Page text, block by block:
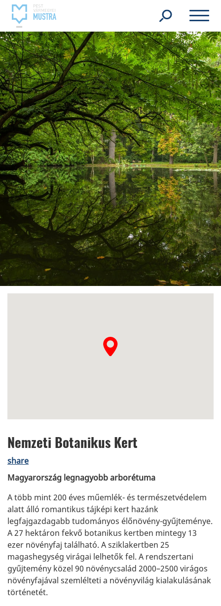
Nemzeti Botanikus Kert
share
Magyarország legnagyobb arborétuma
A több mint 200 éves műemlék- és természetvédelem
alatt álló romantikus tájképi kert hazánk
legfajgazdagabb tudományos élőnövény-gyűjteménye.
A 27 hektáron fekvő botanikus kertben mintegy 13
ezer növényfaj található. A sziklakertben 25
magashegység virágai lelhetők fel. A rendszertani
gyűjtemény közel 90 növénycsalád 2000–2500 virágos
növényfajával szemlélteti a növényvilág kialakulásának
történetét.